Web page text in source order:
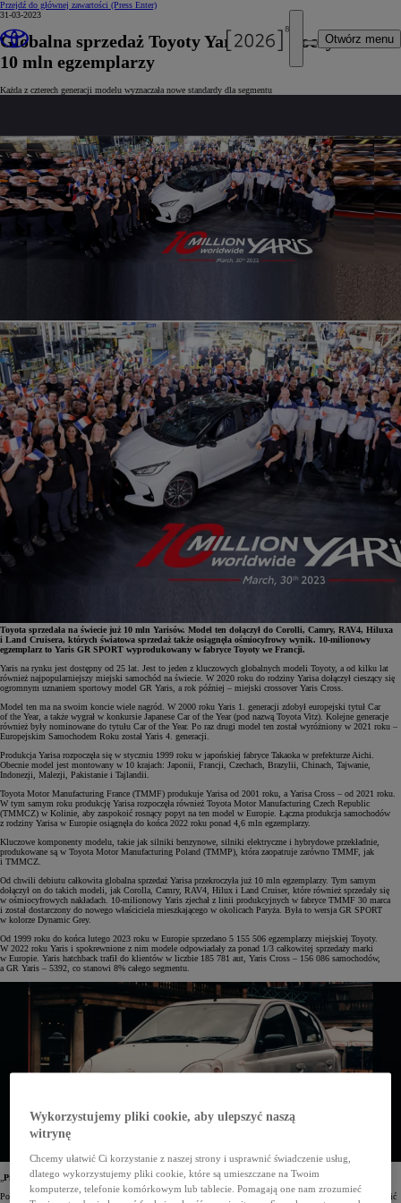
Przejdź do głównej zawartości (Press Enter)
Otwórz menu
31-03-2023
Globalna sprzedaż Toyoty Yaris przekroczyła
10 mln egzemplarzy
Każda z czterech generacji modelu wyznaczała nowe standardy dla segmentu
Toyota sprzedała na świecie już 10 mln Yarisów. Model ten dołączył do Corolli, Camry, RAV4, Hiluxa
i Land Cruisera, których światowa sprzedaż także osiągnęła ośmiocyfrowy wynik. 10-milionowy
egzemplarz to Yaris GR SPORT wyprodukowany w fabryce Toyoty we Francji.
Yaris na rynku jest dostępny od 25 lat. Jest to jeden z kluczowych globalnych modeli Toyoty, a od kilku lat
również najpopularniejszy miejski samochód na świecie. W 2020 roku do rodziny Yarisa dołączył cieszący się
ogromnym uznaniem sportowy model GR Yaris, a rok później – miejski crossover Yaris Cross.
Model ten ma na swoim koncie wiele nagród. W 2000 roku Yaris 1. generacji zdobył europejski tytuł Car
of the Year, a także wygrał w konkursie Japanese Car of the Year (pod nazwą Toyota Vitz). Kolejne generacje
również były nominowane do tytułu Car of the Year. Po raz drugi model ten został wyróżniony w 2021 roku –
Europejskim Samochodem Roku został Yaris 4. generacji.
Produkcja Yarisa rozpoczęła się w styczniu 1999 roku w japońskiej fabryce Takaoka w prefekturze Aichi.
Obecnie model jest montowany w 10 krajach: Japonii, Francji, Czechach, Brazylii, Chinach, Tajwanie,
Indonezji, Malezji, Pakistanie i Tajlandii.
Toyota Motor Manufacturing France (TMMF) produkuje Yarisa od 2001 roku, a Yarisa Cross – od 2021 roku.
W tym samym roku produkcję Yarisa rozpoczęła również Toyota Motor Manufacturing Czech Republic
(TMMCZ) w Kolinie, aby zaspokoić rosnący popyt na ten model w Europie. Łączna produkcja samochodów
z rodziny Yarisa w Europie osiągnęła do końca 2022 roku ponad 4,6 mln egzemplarzy.
Kluczowe komponenty modelu, takie jak silniki benzynowe, silniki elektryczne i hybrydowe przekładnie,
produkowane są w Toyota Motor Manufacturing Poland (TMMP), która zaopatruje zarówno TMMF, jak
i TMMCZ.
Od chwili debiutu całkowita globalna sprzedaż Yarisa przekroczyła już 10 mln egzemplarzy. Tym samym
dołączył on do takich modeli, jak Corolla, Camry, RAV4, Hilux i Land Cruiser, które również sprzedały się
w ośmiocyfrowych nakładach. 10-milionowy Yaris zjechał z linii produkcyjnych w fabryce TMMF 30 marca
i został dostarczony do nowego właściciela mieszkającego w okolicach Paryża. Była to wersja GR SPORT
w kolorze Dynamic Grey.
Od 1999 roku do końca lutego 2023 roku w Europie sprzedano 5 155 506 egzemplarzy miejskiej Toyoty.
W 2022 roku Yaris i spokrewnione z nim modele odpowiadały za ponad 1/3 całkowitej sprzedaży marki
w Europie. Yaris hatchback trafił do klientów w liczbie 185 781 aut, Yaris Cross – 156 086 samochodów,
a GR Yaris – 5392, co stanowi 8% całego segmentu.
„Piccolo Genio”, czyli pierwszy model Yarisa
Pod koniec lat 90. XX wieku Toyota rozpoczęła prace nad nowym samochodem miejskim, który miał zastąpić
Wykorzystujemy pliki cookie, aby ulepszyć naszą
witrynę
Chcemy ułatwić Ci korzystanie z naszej strony i usprawnić świadczenie usług,
dlatego wykorzystujemy pliki cookie, które są umieszczane na Twoim
komputerze, telefonie komórkowym lub tablecie. Pomagają one nam zrozumieć